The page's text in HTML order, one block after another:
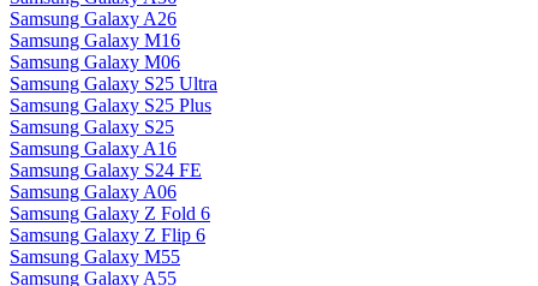
Samsung Galaxy A26
Samsung Galaxy M16
Samsung Galaxy M06
Samsung Galaxy S25 Ultra
Samsung Galaxy S25 Plus
Samsung Galaxy S25
Samsung Galaxy A16
Samsung Galaxy S24 FE
Samsung Galaxy A06
Samsung Galaxy Z Fold 6
Samsung Galaxy Z Flip 6
Samsung Galaxy M55
Samsung Galaxy A55